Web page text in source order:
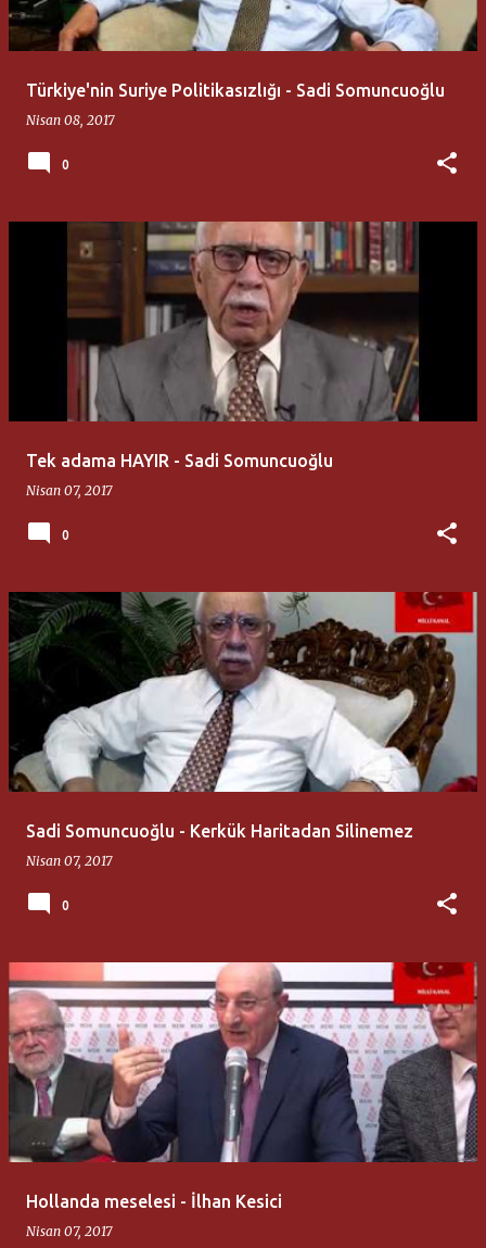
Türkiye'nin Suriye Politikasızlığı - Sadi Somuncuoğlu
Nisan 08, 2017
0
Tek adama HAYIR - Sadi Somuncuoğlu
Nisan 07, 2017
0
Sadi Somuncuoğlu - Kerkük Haritadan Silinemez
Nisan 07, 2017
0
Hollanda meselesi - İlhan Kesici
Nisan 07, 2017